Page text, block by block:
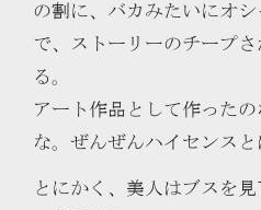
の割に、バカみたいにオ
で、ストーリーのチープ
る。
アート作品として作った
な。ぜんぜんハイセンスと
とにかく、美人はブスを